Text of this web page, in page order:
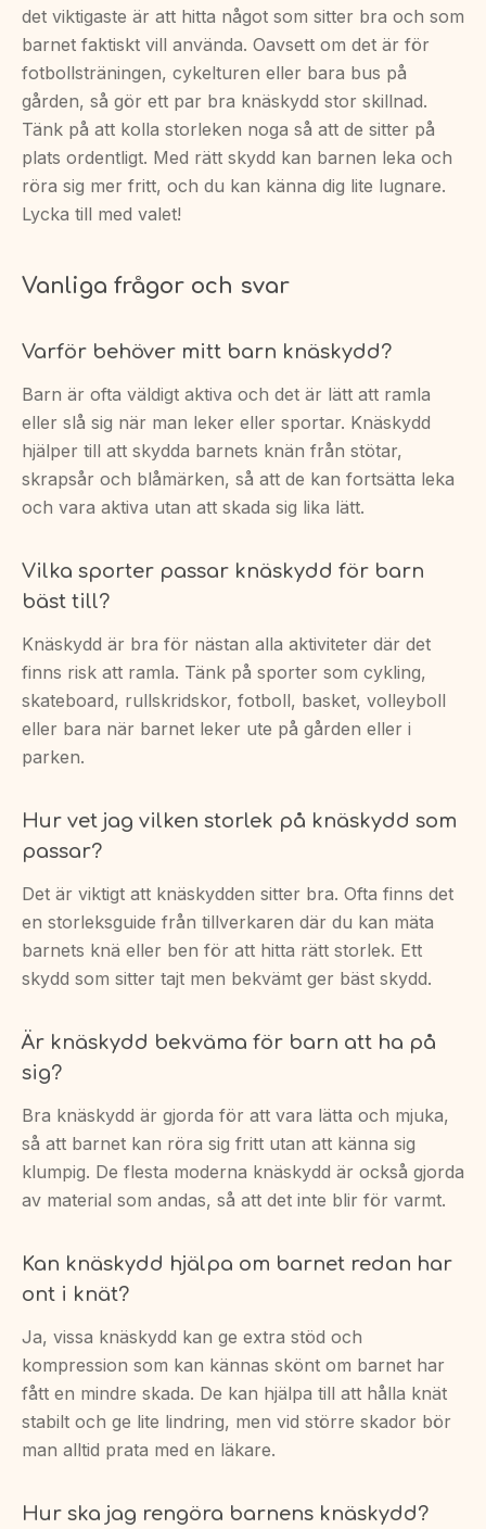
det viktigaste är att hitta något som sitter bra och som
barnet faktiskt vill använda. Oavsett om det är för
fotbollsträningen, cykelturen eller bara bus på
gården, så gör ett par bra knäskydd stor skillnad.
Tänk på att kolla storleken noga så att de sitter på
plats ordentligt. Med rätt skydd kan barnen leka och
röra sig mer fritt, och du kan känna dig lite lugnare.
Lycka till med valet!
Vanliga frågor och svar
Varför behöver mitt barn knäskydd?
Barn är ofta väldigt aktiva och det är lätt att ramla
eller slå sig när man leker eller sportar. Knäskydd
hjälper till att skydda barnets knän från stötar,
skrapsår och blåmärken, så att de kan fortsätta leka
och vara aktiva utan att skada sig lika lätt.
Vilka sporter passar knäskydd för barn
bäst till?
Knäskydd är bra för nästan alla aktiviteter där det
finns risk att ramla. Tänk på sporter som cykling,
skateboard, rullskridskor, fotboll, basket, volleyboll
eller bara när barnet leker ute på gården eller i
parken.
Hur vet jag vilken storlek på knäskydd som
passar?
Det är viktigt att knäskydden sitter bra. Ofta finns det
en storleksguide från tillverkaren där du kan mäta
barnets knä eller ben för att hitta rätt storlek. Ett
skydd som sitter tajt men bekvämt ger bäst skydd.
Är knäskydd bekväma för barn att ha på
sig?
Bra knäskydd är gjorda för att vara lätta och mjuka,
så att barnet kan röra sig fritt utan att känna sig
klumpig. De flesta moderna knäskydd är också gjorda
av material som andas, så att det inte blir för varmt.
Kan knäskydd hjälpa om barnet redan har
ont i knät?
Ja, vissa knäskydd kan ge extra stöd och
kompression som kan kännas skönt om barnet har
fått en mindre skada. De kan hjälpa till att hålla knät
stabilt och ge lite lindring, men vid större skador bör
man alltid prata med en läkare.
Hur ska jag rengöra barnens knäskydd?